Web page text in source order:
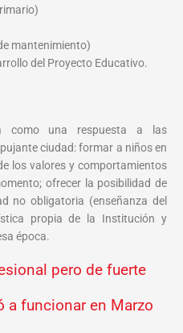
mantenimiento)
del Proyecto Educativo.
como una respuesta a las
ciudad: formar a niños en
los valores y comportamientos
ofrecer la posibilidad de
no obligatoria (enseñanza del
propia de la Institución y
época.
pero de fuerte
a funcionar en Marzo